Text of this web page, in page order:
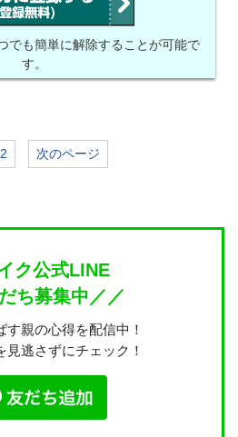
でも簡単に解除することが可能で
す。
2 次のページ
ク公式LINE
ち募集中／／
す親の心得を配信中！
見逃さずにチェック！